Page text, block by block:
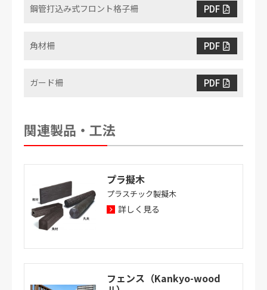
鋼管打込み式フロント格子柵 PDF
角材柵 PDF
ガード柵 PDF
関連製品・工法
プラ擬木
プラスチック製擬木
詳しく見る
フェンス（Kankyo-wood